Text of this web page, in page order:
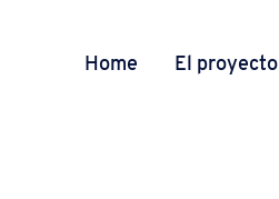
Home El proyecto